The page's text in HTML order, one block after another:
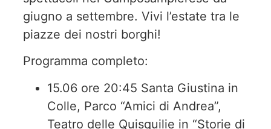
giugno a settembre. Vivi l’estate tra le
piazze dei nostri borghi!
Programma completo:
15.06 ore 20:45 Santa Giustina in
Colle, Parco “Amici di Andrea”,
Teatro delle Quisquilie in “Storie di